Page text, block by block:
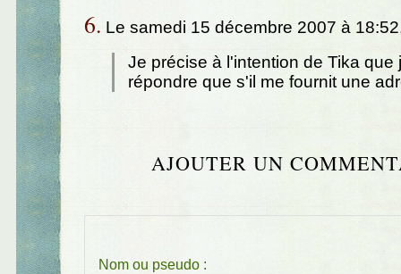
6. Le samedi 15 décembre 2007 à
Je précise à l'intention de Tika que
répondre que s'il me fournit une
AJOUTER UN
Nom ou pseudo :